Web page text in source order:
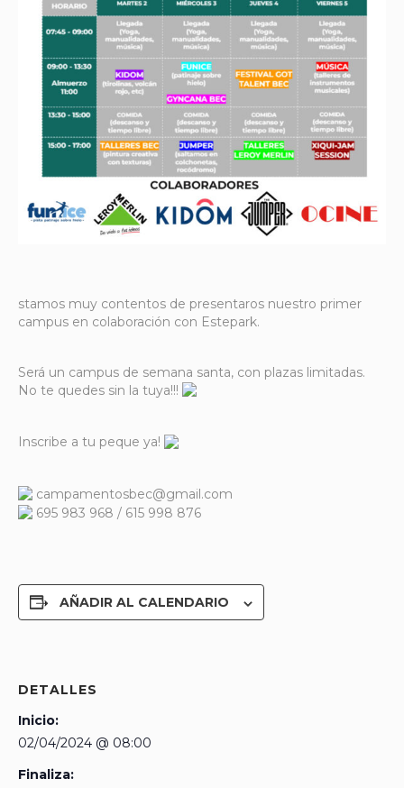
stamos muy contentos de presentaros nuestro primer
campus en colaboración con Estepark.
Será un campus de semana santa, con plazas limitadas.
No te quedes sin la tuya!!!
Inscribe a tu peque ya!
campamentosbec@gmail.com
695 983 968 / 615 998 876
AÑADIR AL CALENDARIO
DETALLES
Inicio:
02/04/2024 @ 08:00
Finaliza: